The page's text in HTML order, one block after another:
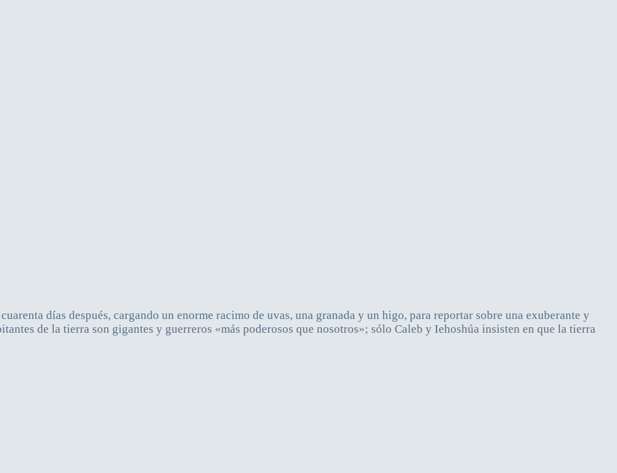
días después, cargando un enorme racimo de uvas, una granada y un higo, para reportar sobre una exuberante y
de la tierra son gigantes y guerreros «más poderosos que nosotros»; sólo Caleb y Iehoshúa insisten en que la tierra